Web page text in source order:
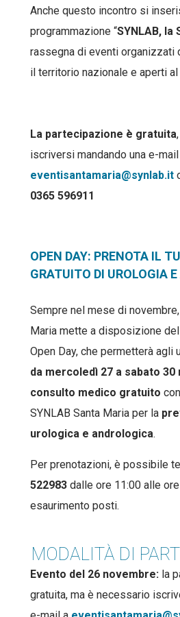
Anche questo incontro si
programmazione “SYNLAB, la
rassegna di eventi organizzati
il territorio nazionale e aperti
La partecipazione è gratuita
iscriversi mandando una e-
eventisantamaria@synlab.it
0365 596911
OPEN DAY: PRENOTA IL
GRATUITO DI UROLOGIA
Sempre nel mese di
Maria mette a disposizione
Open Day, che permetterà agli
da mercoledì 27 a sabato 30
consulto medico gratuito
SYNLAB Santa Maria per la
urologica e andrologica.
Per prenotazioni, è possibile
522983 dalle ore 11:00 alle
esaurimento posti.
MODALITÀ DI
Evento del 26 novembre: la
gratuita, ma è necessario